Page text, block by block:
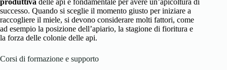
successo. Quando si sceglie il momento giusto per iniziare a
raccogliere il miele, si devono considerare molti fattori, come
ad esempio la posizione dell’apiario, la stagione di fioritura e
la forza delle colonie delle api.
Corsi di formazione e supporto